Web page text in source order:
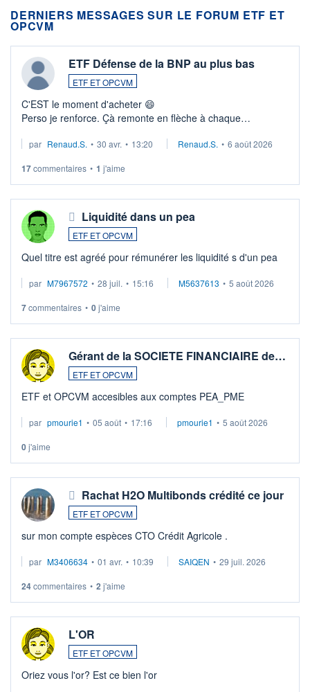
DERNIERS MESSAGES SUR LE FORUM ETF ET
OPCVM
ETF Défense de la BNP au plus bas
ETF ET OPCVM
C'EST le moment d'acheter 😄​
Perso je renforce. Çà remonte en flèche à chaque
Investissement long terme tip top pour sa retraite.
par Renaud.S. • 30 avr. • 13:20 Renaud.S. • 6 août 2026
17commentaires • 1 j'aime
Liquidité dans un pea
ETF ET OPCVM
Quel titre est agréé pour rémunérer les liquidité s d'un pea
par M7967572 • 28 juil. • 15:16 M5637613 • 5 août 2026
7commentaires • 0j'aime
Gérant de la SOCIETE FINANCIAIRE de…
ETF ET OPCVM
ETF et OPCVM accesibles aux comptes PEA_PME
par pmourie1 • 05 août • 17:16 pmourie1 • 5 août 2026
0j'aime
Rachat H2O Multibonds crédité ce jour
ETF ET OPCVM
sur mon compte espèces CTO Crédit Agricole .
par M3406634 • 01 avr. • 10:39 SAIQEN • 29 juil. 2026
24commentaires • 2 j'aime
L'OR
ETF ET OPCVM
Oriez vous l'or? Est ce bien l'or